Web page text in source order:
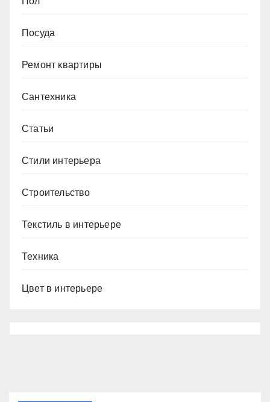
Посуда
Ремонт квартиры
Сантехника
Статьи
Стили интерьера
Строительство
Текстиль в интерьере
Техника
Цвет в интерьере